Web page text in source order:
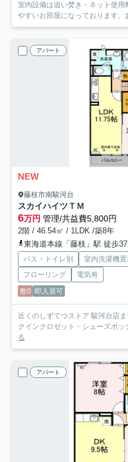
室内設備は追い焚き・ネット使
やすいお部屋になっております
アパート
NEW
藤枝市南駿河台
スカイハイツＴＭ
6万円 管理/共益費5,800円
2階 / 46.54㎡ / 1LDK /築8年
東海道本線「藤枝」駅 徒歩
バス・トイレ別 室内洗濯機
フローリング
電気有
敷0 即入居可
近くのしずてつストア 駿河台店
クインクロゼット・シューズボ
る
アパート